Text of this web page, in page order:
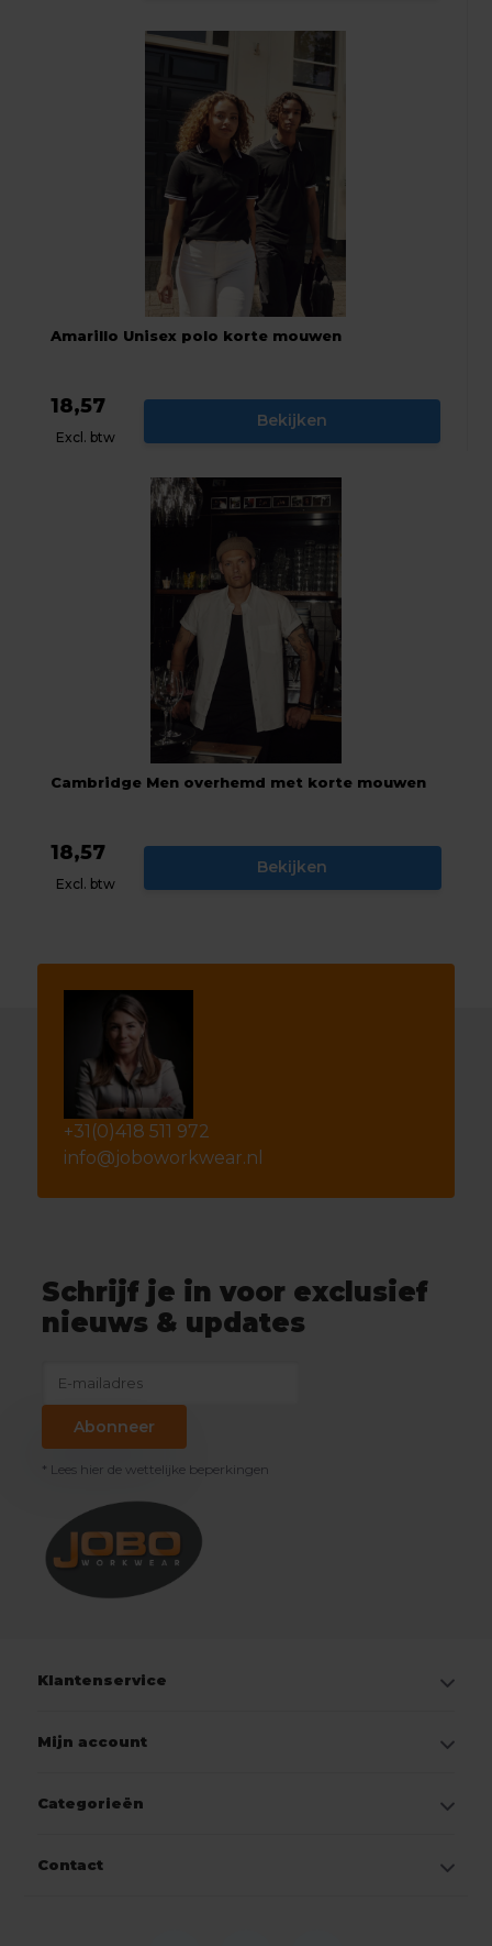
Amarillo Unisex polo korte mouwen
18,57
Excl. btw
Bekijken
Cambridge Men overhemd met korte mouwen
18,57
Excl. btw
Bekijken
+31(0)418 511 972
info@joboworkwear.nl
Schrijf je in voor exclusief
nieuws & updates
Abonneer
* Lees hier de wettelijke beperkingen
Klantenservice
Mijn account
Categorieën
Contact